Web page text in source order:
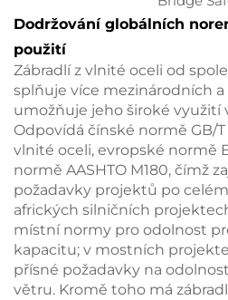
Dodržování globálních
použití
Zábradlí z vlnité oceli od
splňuje více mezinárodních
umožňuje jeho široké využití
Odpovídá čínské normě GB/T
vlnité oceli, evropské normě
normě AASHTO M180, čímž
požadavky projektů po
afrických silničních
místní normy pro odolnost
kapacitu; v mostních
přísné požadavky na
větru. Kromě toho má